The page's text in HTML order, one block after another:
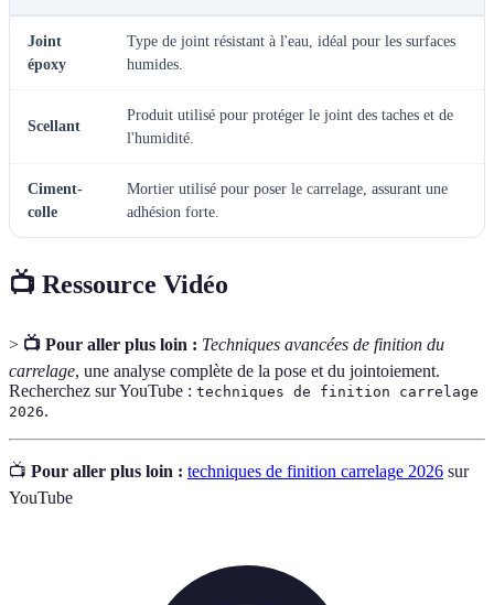
Joint
époxy
Type de joint résistant à l'eau, idéal pour les surfaces
humides.
Scellant
Produit utilisé pour protéger le joint des taches et de
l'humidité.
Ciment-
colle
Mortier utilisé pour poser le carrelage, assurant une
adhésion forte.
📺 Ressource Vidéo
> 📺 Pour aller plus loin : Techniques avancées de finition du
carrelage, une analyse complète de la pose et du jointoiement.
Recherchez sur YouTube : techniques de finition carrelage
2026.
📺 Pour aller plus loin : techniques de finition carrelage 2026 sur
YouTube